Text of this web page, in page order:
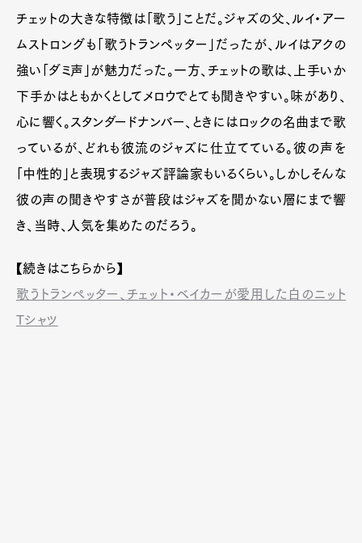
チェットの大きな特徴は「歌う」ことだ。ジャズの父、ルイ・アー
ムストロングも「歌うトランペッター」だったが、ルイはアクの
強い「ダミ声」が魅力だった。一方、チェットの歌は、上手いか
下手かはともかくとしてメロウでとても聞きやすい。味があり、
心に響く。スタンダードナンバー、ときにはロックの名曲まで歌
っているが、どれも彼流のジャズに仕立てている。彼の声を
「中性的」と表現するジャズ評論家もいるくらい。しかしそんな
彼の声の聞きやすさが普段はジャズを聞かない層にまで響
き、当時、人気を集めたのだろう。
【続きはこちらから】
歌うトランぺッター、チェット・ベイカーが愛用した白のニット
Tシャツ